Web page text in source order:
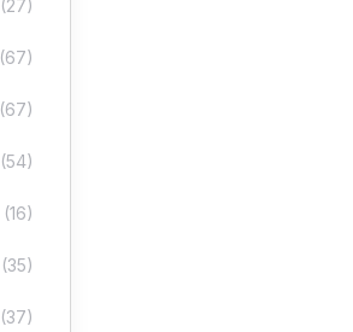
(27)
(67)
(67)
(54)
(16)
(35)
(37)